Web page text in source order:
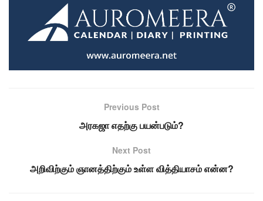
Previous Post
அரகஜா எதற்கு பயன்படும்?
Next Post
அறிவிற்கும் ஞானத்திற்கும் உள்ள வித்தியாசம் என்ன?